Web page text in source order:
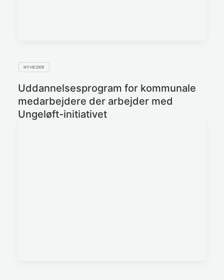
NYHEDER
Uddannelsesprogram for kommunale
medarbejdere der arbejder med
Ungeløft-initiativet